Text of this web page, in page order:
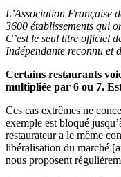
L’Association Française
3600 établissements qui
C’est le seul titre officiel
Indépendante reconnu et
Certains restaurants
multipliée par 6 ou 7.
Ces cas extrêmes ne
exemple est bloqué
restaurateur a le même
libéralisation du marché
nous proposent